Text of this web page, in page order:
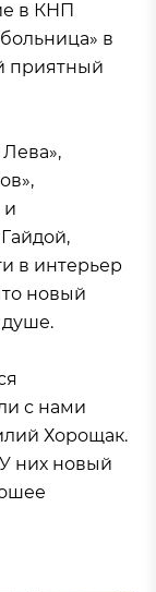
в КНП
в
приятный
и
в интерьер
новый
с нами
Хорощак.
У них новый